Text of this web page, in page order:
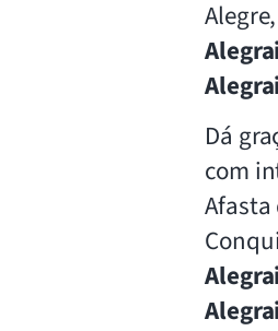
Dá
com